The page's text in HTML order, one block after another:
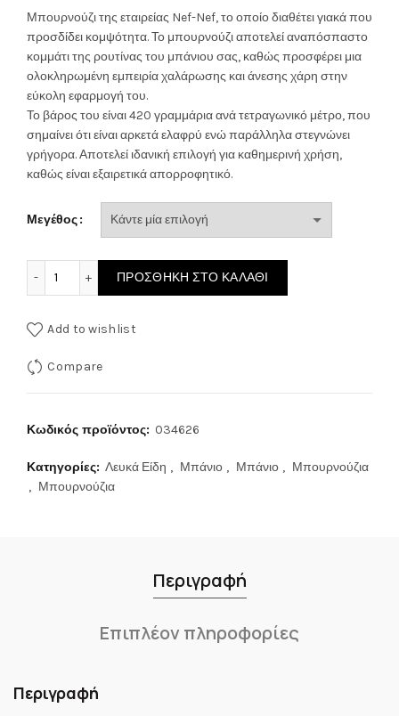
price
was:
52.00€.
τρέχουσα
τιμή
45.00€.
Μπουρνούζι της εταιρείας Nef-Nef, το οποίο διαθέτει γιακά που
προσδίδει κομψότητα. Το μπουρνούζι αποτελεί αναπόσπαστο
κομμάτι της ρουτίνας του μπάνιου σας, καθώς προσφέρει μια
ολοκληρωμένη εμπειρία χαλάρωσης και άνεσης χάρη στην
εύκολη εφαρμογή του.
Το βάρος του είναι 420 γραμμάρια ανά τετραγωνικό μέτρο, που
σημαίνει ότι είναι αρκετά ελαφρύ ενώ παράλληλα στεγνώνει
γρήγορα. Αποτελεί ιδανική επιλογή για καθημερινή χρήση,
καθώς είναι εξαιρετικά απορροφητικό.
Μεγέθος
ΠΡΟΣΘΉΚΗ ΣΤΟ ΚΑΛΆΘΙ
Add to wishlist
Compare
Κωδικός προϊόντος: 034626
Κατηγορίες: Λευκά Είδη , Μπάνιο , Μπάνιο , Μπουρνούζια
, Μπουρνούζια
Περιγραφή
Επιπλέον πληροφορίες
Περιγραφή